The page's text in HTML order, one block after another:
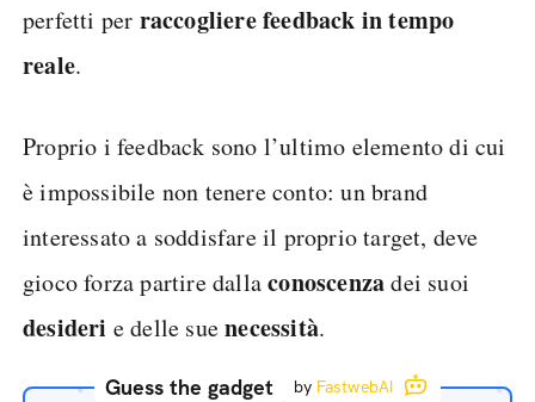
perfetti per raccogliere feedback in tempo
reale.
Proprio i feedback sono l’ultimo elemento di cui
è impossibile non tenere conto: un brand
interessato a soddisfare il proprio target, deve
gioco forza partire dallaconoscenzadei suoi
desideri e delle suenecessità.
Guess the gadget by FastwebAI